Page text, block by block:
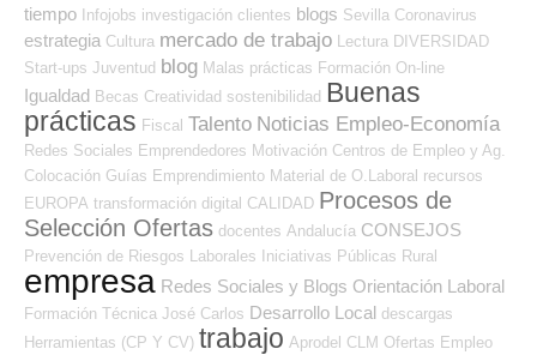
tiempo Infojobs investigación clientes blogs Sevilla Coronavirus
estrategia Cultura mercado de trabajo Lectura DIVERSIDAD
Start-ups Juventud blog Malas prácticas Formación On-line
Igualdad Becas Creatividad sostenibilidad Buenas
prácticas Fiscal Talento Noticias Empleo-Economía
Redes Sociales Emprendedores Motivación Centros de Empleo y Ag.
Colocación Guías Emprendimiento Material de O.Laboral recursos
EUROPA transformación digital CALIDAD Procesos de
Selección Ofertas docentes Andalucía CONSEJOS
Prevención de Riesgos Laborales Iniciativas Públicas Rural
empresa Redes Sociales y Blogs Orientación Laboral
Formación Técnica José Carlos Desarrollo Local descargas
Herramientas (CP Y CV) trabajo Aprodel CLM Ofertas Empleo